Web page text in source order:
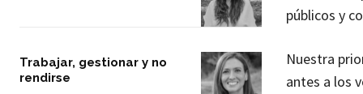
Trabajar, gestionar y no
rendirse
públicos y
Nuestra
antes a los